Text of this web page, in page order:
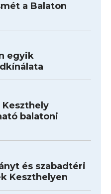
a Balaton
egyik
Keszthely
balatoni
és szabadtéri
Keszthelyen